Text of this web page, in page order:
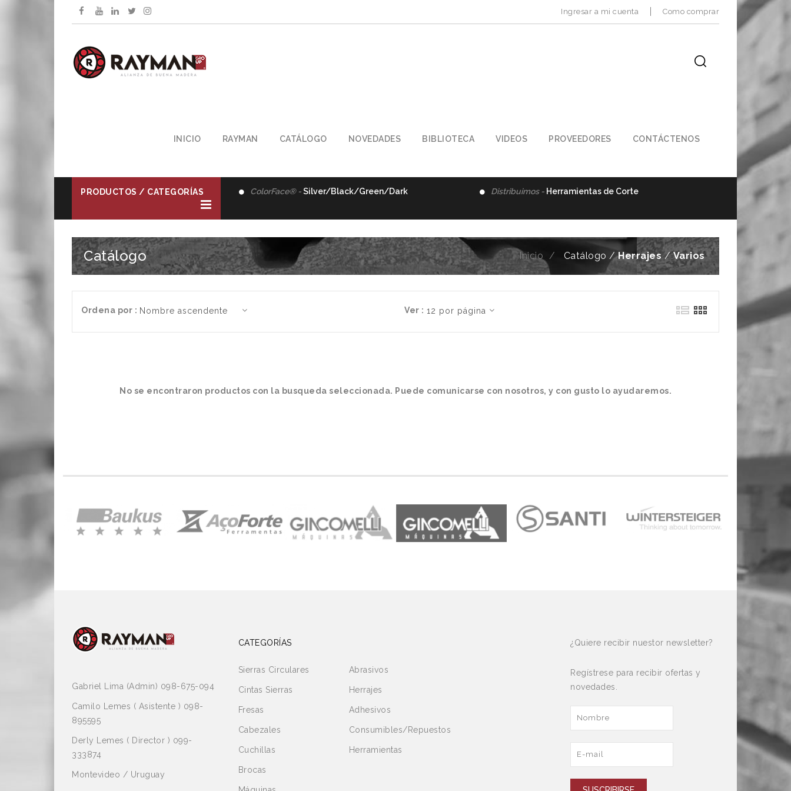
Ingresar a mi cuenta Como comprar
INICIO RAYMAN CATÁLOGO NOVEDADES BIBLIOTECA VIDEOS PROVEEDORES CONTÁCTENOS
PRODUCTOS / CATEGORÍAS
Representante Oficial -Giacomelli Uruguay ColorFace® -Silver/Black/Green/Dark Distribuimos - Herramientas de Corte Importamos -
Catálogo Inicio Catálogo /Herrajes/Varios
Ordena por : Ver :
No se encontraron productos con la busqueda seleccionada. Puede comunicarse con nosotros, y con gusto lo ayudaremos.
Gabriel Lima (Admin) 098-675-094
Camilo Lemes ( Asistente ) 098-
895595
Derly Lemes ( Director ) 099-
333874
Montevideo / Uruguay
CATEGORÍAS
Sierras Circulares
Cintas Sierras
Fresas
Cabezales
Cuchillas
Brocas
Abrasivos
Herrajes
Adhesivos
Consumibles/Repuestos
Herramientas
¿Quiere recibir nuestor newsletter?
Regístrese para recibir ofertas y
novedades.